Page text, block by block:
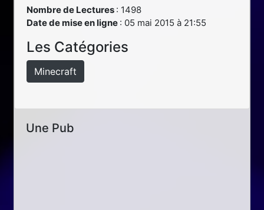
Nombre de Lectures : 1498
Date de mise en ligne : 05 mai 2015 à 21:55
Les Catégories
Minecraft
Une Pub